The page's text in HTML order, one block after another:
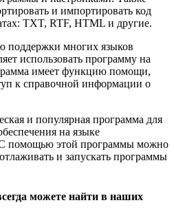
и импортировать код
TXT, RTF, HTML и другие.
поддержки многих языков
использовать программу на
имеет функцию помощи,
к справочной информации о
и популярная программа для
на языке
С помощью этой программы можно
и запускать программы
можете найти в наших